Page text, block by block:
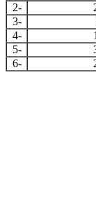
2-
3-
4-
5-
6-